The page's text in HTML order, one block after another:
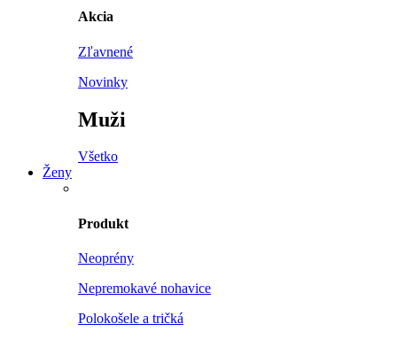
Akcia
Zľavnené
Novinky
Muži
Všetko
Ženy
Produkt
Neoprény
Nepremokavé nohavice
Polokošele a tričká